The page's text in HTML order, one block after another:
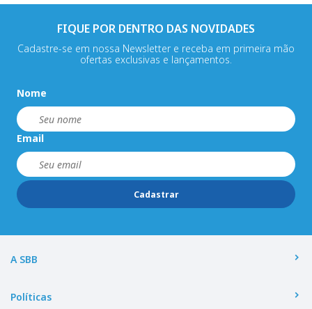
FIQUE POR DENTRO DAS NOVIDADES
Cadastre-se em nossa Newsletter e receba em primeira mão
ofertas exclusivas e lançamentos.
Nome
Email
Cadastrar
A SBB
Políticas